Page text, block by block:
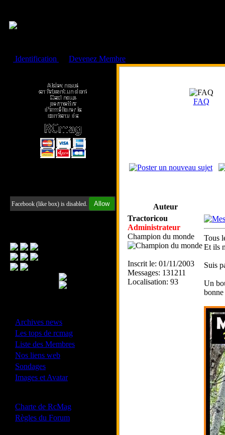
Identification
Devenez Membre
Facebook (like box) is disabled. Allow
Archives news
Les tops de rcmag
Liste des Membres
Nos liens web
Sondages
Images et Avatar
Charte de RcMag
Règles du Forum
FAQ
Auteur
Tractoricou
Administrateur
Champion du monde
Inscrit le: 01/11/2003
Messages: 131211
Localisation: 93
Tous
Et ils
Suis
Un